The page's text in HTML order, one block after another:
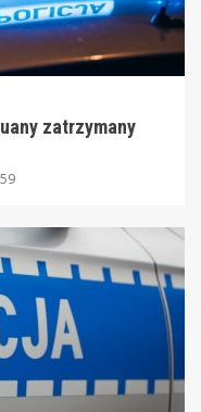
zatrzymany
59